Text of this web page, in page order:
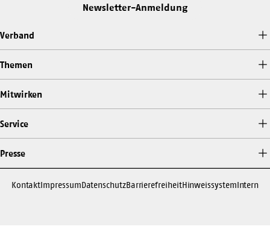
Newsletter-Anmeldung
Verband
Themen
Mitwirken
Service
Presse
KontaktImpressumDatenschutzBarrierefreiheitHinweissystemIntern